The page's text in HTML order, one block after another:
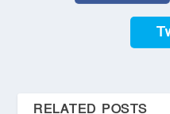
RELATED POSTS